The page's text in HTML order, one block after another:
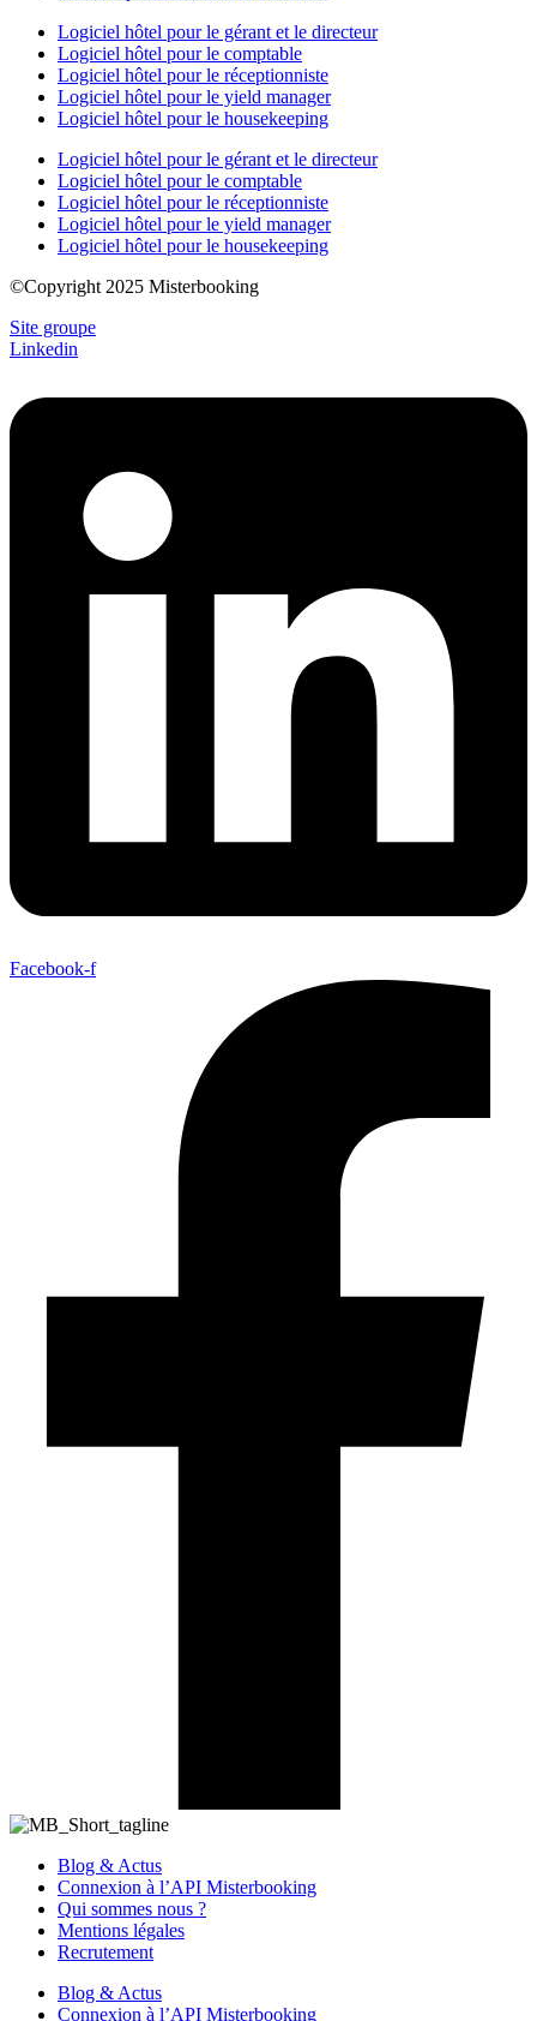
Logiciel hôtel pour le gérant et le directeur
Logiciel hôtel pour le comptable
Logiciel hôtel pour le réceptionniste
Logiciel hôtel pour le yield manager
Logiciel hôtel pour le housekeeping
Logiciel hôtel pour le gérant et le directeur
Logiciel hôtel pour le comptable
Logiciel hôtel pour le réceptionniste
Logiciel hôtel pour le yield manager
Logiciel hôtel pour le housekeeping
©Copyright 2025 Misterbooking
Site groupe
Linkedin
Facebook-f
Blog & Actus
Connexion à l’API Misterbooking
Qui sommes nous ?
Mentions légales
Recrutement
Blog & Actus
Connexion à l’API Misterbooking